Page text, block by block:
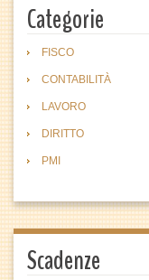
Categorie
FISCO
CONTABILITÀ
LAVORO
DIRITTO
PMI
Scadenze